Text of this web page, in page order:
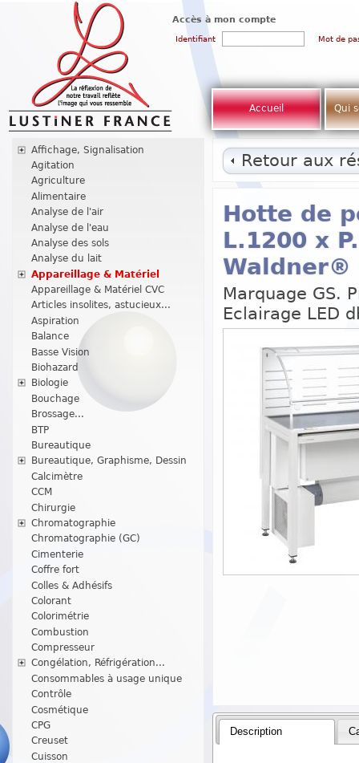
Accès à mon compte
Identifiant Mot de
Accueil Qui
Affichage, Signalisation
Agitation
Agriculture
Alimentaire
Analyse de l'air
Analyse de l'eau
Analyse des sols
Analyse du lait
Appareillage & Matériel
Appareillage & Matériel CVC
Articles insolites, astucieux...
Aspiration
Balance
Basse Vision
Biohazard
Biologie
Bouchage
Brossage...
BTP
Bureautique
Bureautique, Graphisme, Dessin
Calcimètre
CCM
Chirurgie
Chromatographie
Chromatographie (GC)
Cimenterie
Coffre fort
Colles & Adhésifs
Colorant
Colorimétrie
Combustion
Compresseur
Congélation, Réfrigération...
Consommables à usage unique
Contrôle
Cosmétique
CPG
Creuset
Cuisson
Retour aux
Hotte de
L.1200 x
Waldner®
Marquage GS.
Eclairage LED
Description